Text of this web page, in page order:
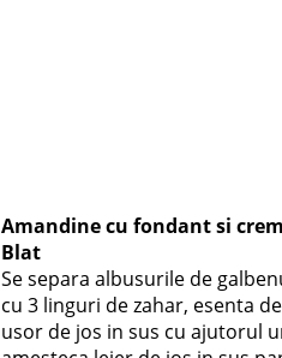
Amandine cu fondant si
Blat
Se separa albusurile de
cu 3 linguri de zahar, esenta
usor de jos in sus cu ajutorul